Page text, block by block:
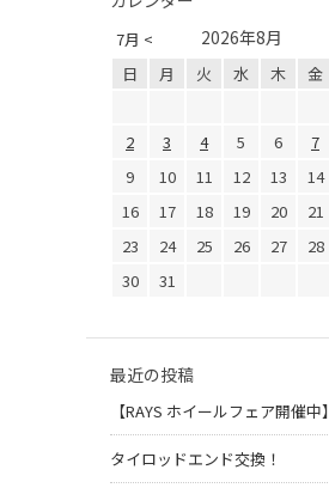
7月 < 2026年8月
日 月 火 水 木 金
2
3 4 5 6 7
9
10 11 12 13 14
16
17 18 19 20 21
23
24 25 26 27 28
30
31
最近の投稿
【RAYS ホイールフェア開催中】
タイロッドエンド交換！